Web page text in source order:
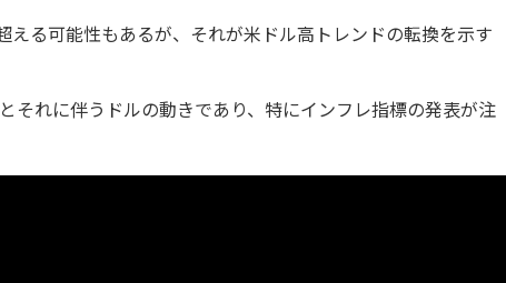
える可能性もあるが、それが米ドル高トレンドの転換を示す
それに伴うドルの動きであり、特にインフレ指標の発表が注